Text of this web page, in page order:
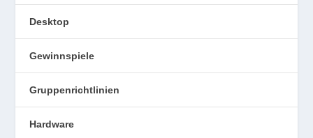
Desktop
Gewinnspiele
Gruppenrichtlinien
Hardware